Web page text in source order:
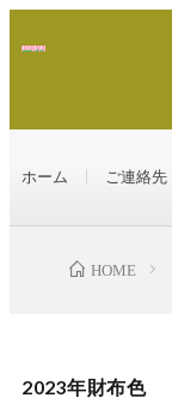
ホーム ご連絡先
HOME
2023年財布色